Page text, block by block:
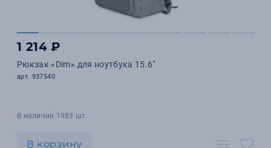
1 214 ₽
Рюкзак «Dim» для ноутбука 15.6''
арт. 937540
В наличии 1983 шт.
В корзину